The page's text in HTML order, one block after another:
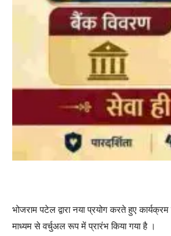
भोजराम पटेल द्वारा नया प्रयोग करते हुए
माध्यम से वर्चुअल रूप में प्रारंभ किया गया है ।